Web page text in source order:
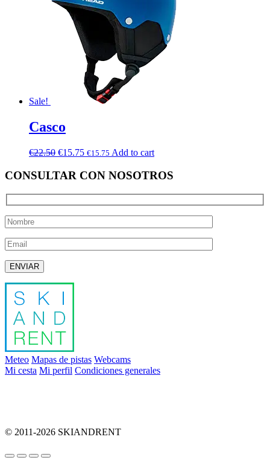
Sale!
Casco
€22.50 €15.75 €15.75 Add to cart
CONSULTAR CON NOSOTROS
Deja este campo vacío.
Meteo Mapas de pistas Webcams
Mi cesta Mi perfil Condiciones generales
© 2011-2026 SKIANDRENT